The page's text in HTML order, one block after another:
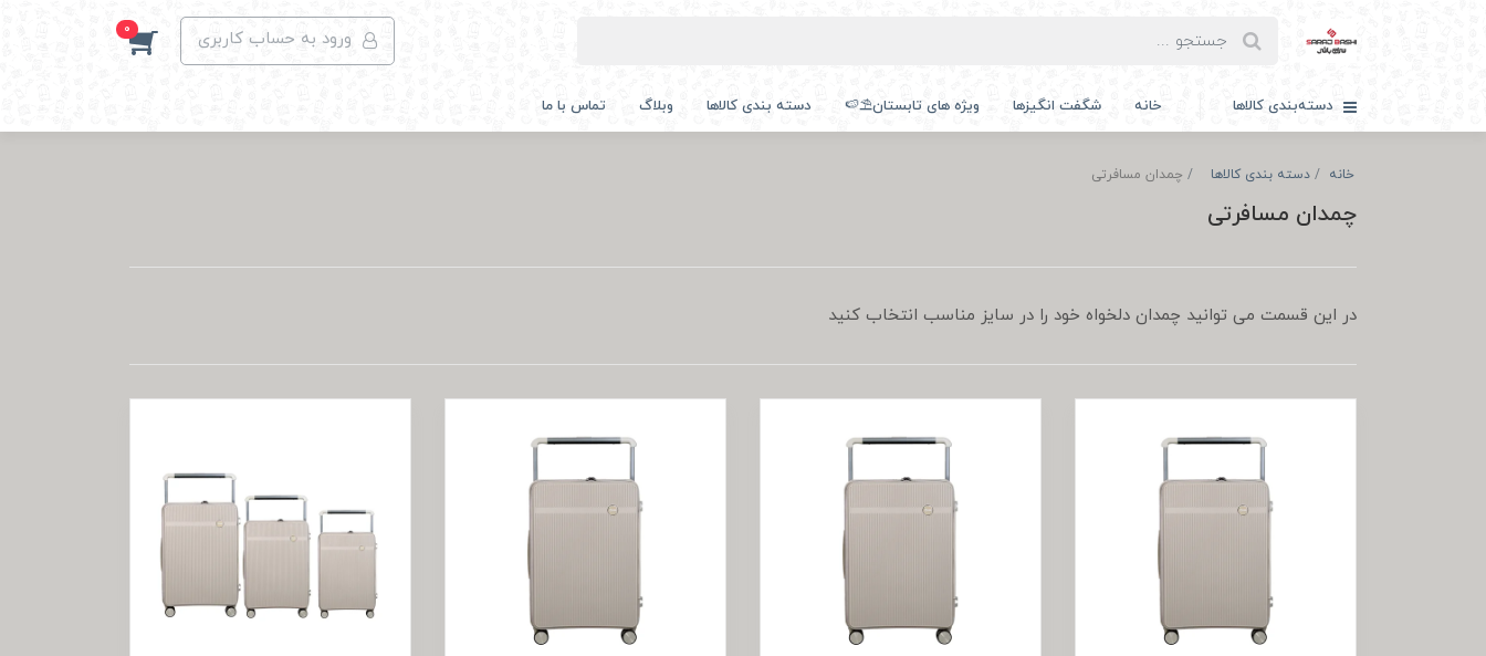
ورود به حساب کاربری 0
دسته‌بندی کالاها خانه شگفت انگیزها ویژه های تابستان⛱️🍉 دسته بندی کالاها وبلاگ تماس با ما
خانه دسته بندی کالاها چمدان مسافرتی
چمدان مسافرتی
در این قسمت می توانید چمدان دلخواه خود را در سایز مناسب انتخاب کنید